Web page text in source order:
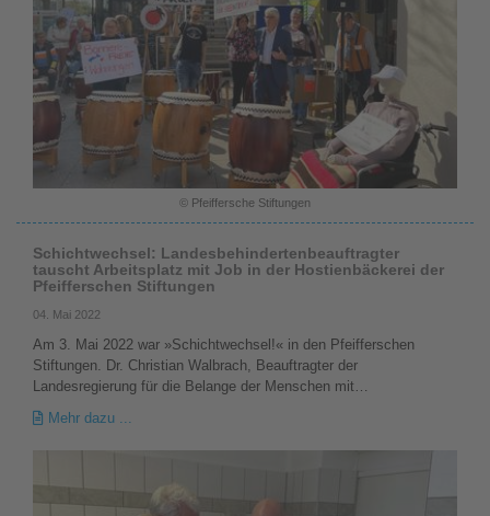
© Pfeiffersche Stiftungen
Schichtwechsel: Landesbehindertenbeauftragter
tauscht Arbeitsplatz mit Job in der Hostienbäckerei der
Pfeifferschen Stiftungen
04. Mai 2022
Am 3. Mai 2022 war »Schichtwechsel!« in den Pfeifferschen
Stiftungen. Dr. Christian Walbrach, Beauftragter der
Landesregierung für die Belange der Menschen mit…
Mehr dazu ...